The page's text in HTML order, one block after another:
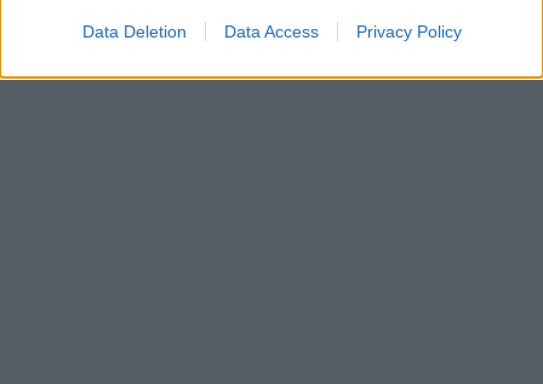
Data Deletion Data Access Privacy Policy